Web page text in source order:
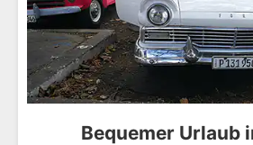
Bequemer Urlaub